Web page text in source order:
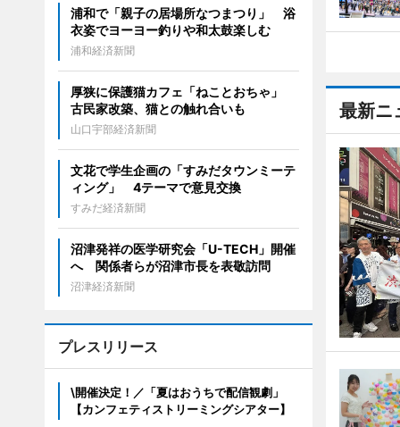
最新ニ
浦和で「親子の居場所なつまつり」 浴
衣姿でヨーヨー釣りや和太鼓楽しむ
浦和経済新聞
厚狭に保護猫カフェ「ねことおちゃ」
古民家改築、猫との触れ合いも
山口宇部経済新聞
文花で学生企画の「すみだタウンミーテ
ィング」 4テーマで意見交換
すみだ経済新聞
沼津発祥の医学研究会「U-TECH」開催
へ 関係者らが沼津市長を表敬訪問
沼津経済新聞
プレスリリース
\開催決定！／「夏はおうちで配信観劇」
【カンフェティストリーミングシアター】